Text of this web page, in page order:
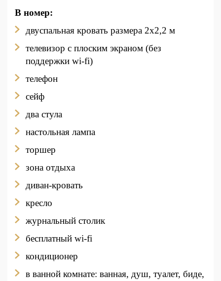
В номер:
двуспальная кровать размера 2x2,2 м
телевизор с плоским экраном (без
поддержки wi-fi)
телефон
сейф
два стула
настольная лампа
торшер
зона отдыха
диван-кровать
кресло
журнальный столик
бесплатный wi-fi
кондиционер
в ванной комнате: ванная, душ, туалет, биде,